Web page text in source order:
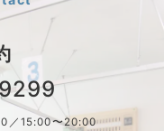
／15:00〜20:00